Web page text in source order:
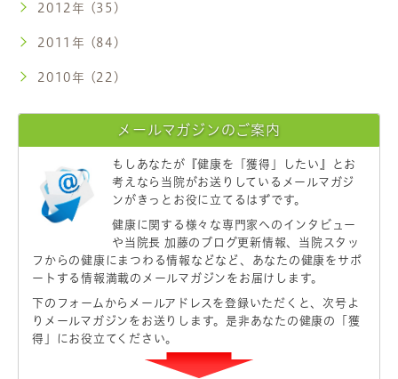
2012年 (35)
2011年 (84)
2010年 (22)
メールマガジンのご案内
もしあなたが 『健康を「獲得」したい』
とお
考えなら当院がお送りしているメールマガジ
ンがきっとお役に立てるはずです。
健康に関する様々な専門家へのインタビュー
や当院長 加藤のブログ更新情報、当院スタッ
フからの健康にまつわる情報などなど、あなたの健康をサポ
ートする情報満載のメールマガジンをお届けします。
下のフォームからメールアドレスを登録いただくと、次号よ
りメールマガジンをお送りします。是非あなたの健康の「獲
得」にお役立てください。